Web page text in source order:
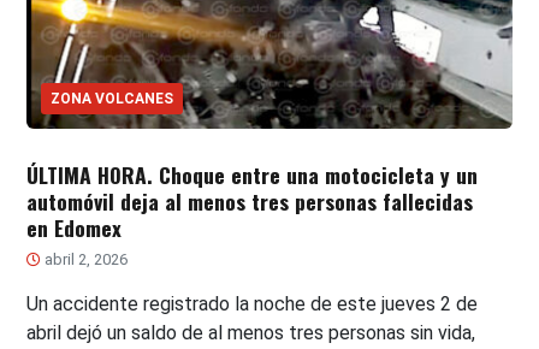
ZONA VOLCANES
ÚLTIMA HORA. Choque entre una motocicleta y un
automóvil deja al menos tres personas fallecidas
en Edomex
abril 2, 2026
Un accidente registrado la noche de este jueves 2 de
abril dejó un saldo de al menos tres personas sin vida,